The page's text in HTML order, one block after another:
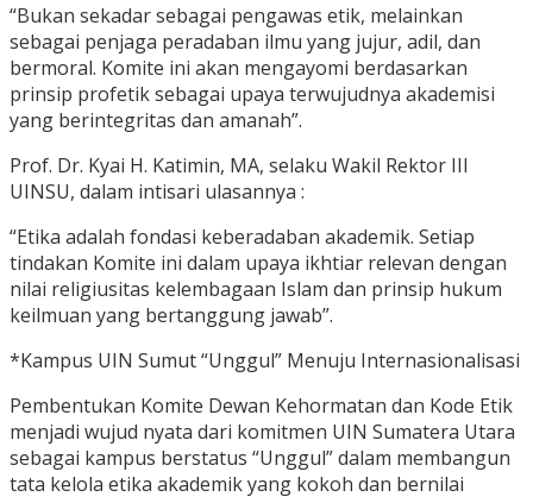
“Bukan sekadar sebagai pengawas etik, melainkan
sebagai penjaga peradaban ilmu yang jujur, adil, dan
bermoral. Komite ini akan mengayomi berdasarkan
prinsip profetik sebagai upaya terwujudnya akademisi
yang berintegritas dan amanah”.
Prof. Dr. Kyai H. Katimin, MA, selaku Wakil Rektor III
UINSU, dalam intisari ulasannya :
“Etika adalah fondasi keberadaban akademik. Setiap
tindakan Komite ini dalam upaya ikhtiar relevan dengan
nilai religiusitas kelembagaan Islam dan prinsip hukum
keilmuan yang bertanggung jawab”.
*Kampus UIN Sumut “Unggul” Menuju Internasionalisasi
Pembentukan Komite Dewan Kehormatan dan Kode Etik
menjadi wujud nyata dari komitmen UIN Sumatera Utara
sebagai kampus berstatus “Unggul” dalam membangun
tata kelola etika akademik yang kokoh dan bernilai